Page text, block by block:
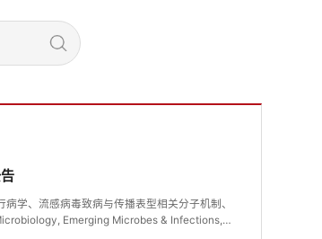
学、流感病毒致病与传播表型相关分子机制、
Emerging Microbes & Infections,